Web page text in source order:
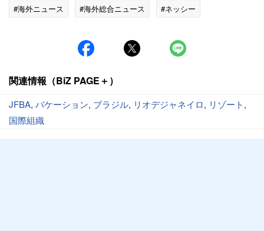
#海外ニュース #海外総合ニュース #ネッシー
関連情報（BiZ PAGE＋）
JFBA, バケーション, ブラジル, リオデジャネイロ, リゾート,
国際組織